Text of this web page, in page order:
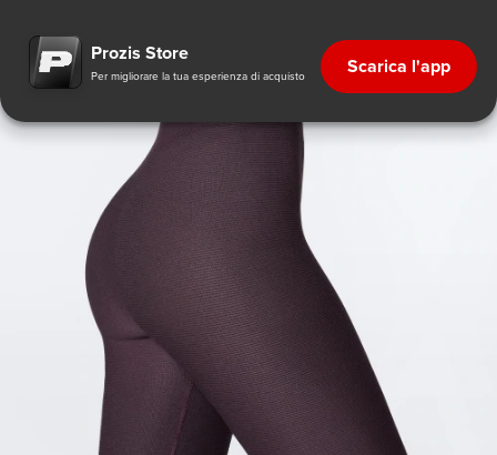
Prozis Store
Per migliorare la tua esperienza di acquisto Scarica l'app